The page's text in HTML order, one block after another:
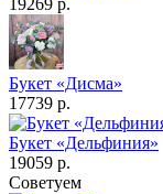
19269 р.
Букет «Дисма»
17739 р.
Букет «Дельфиния»
19059 р.
Советуем